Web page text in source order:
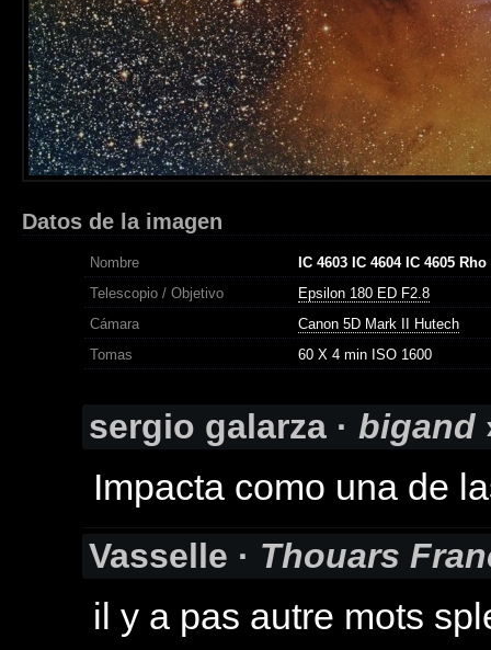
Datos de la imagen
Nombre
IC 4603 IC 4604 IC 4605
Telescopio / Objetivo
Epsilon 180 ED F2.8
Cámara
Canon 5D Mark II Hutech
Tomas
60 X 4 min ISO 1600
sergio galarza · bigand
Impacta como una de
Vasselle · Thouars
il y a pas autre mots